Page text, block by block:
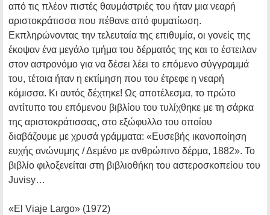
από τις πλέον πιστές θαυμάστριές του ήταν μια νεαρή
αριστοκράτισσα που πέθανε από φυματίωση.
Εκπληρώνοντας την τελευταία της επιθυμία, οι γονείς της
έκοψαν ένα μεγάλο τμήμα του δέρματός της και το έστειλαν
στον αστρονόμο για να δέσει λέει το επόμενο σύγγραμμά
του, τέτοια ήταν η εκτίμηση που του έτρεφε η νεαρή
κόμισσα. Κι αυτός δέχτηκε! Ως αποτέλεσμα, το πρώτο
αντίτυπο του επόμενου βιβλίου του τυλίχθηκε με τη σάρκα
της αριστοκράτισσας, στο εξώφυλλο του οποίου
διαβάζουμε με χρυσά γράμματα: «Ευσεβής ικανοποίηση
ευχής ανώνυμης / Δεμένο με ανθρώπινο δέρμα, 1882». Το
βιβλίο φιλοξενείται στη βιβλιοθήκη του αστεροσκοπείου του
Juvisy…
«El Viaje Largo» (1972)